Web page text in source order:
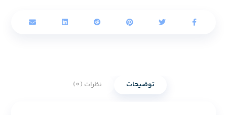
توضیحات نظرات (0)